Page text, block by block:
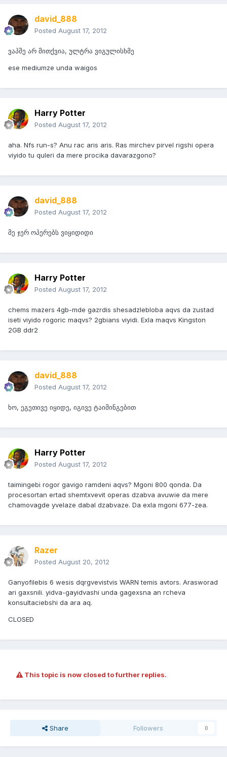
david_888
Posted August 17, 2012
ვაპშე არ მითქვია, ულტრა ვიგულისხმე
ese mediumze unda waigos
Harry Potter
Posted August 17, 2012
aha. Nfs run-s? Anu rac aris aris. Ras mirchev pirvel rigshi opera
viyido tu quleri da mere procika davarazgono?
david_888
Posted August 17, 2012
მე ჯერ ოპერებს ვიყიდიდი
Harry Potter
Posted August 17, 2012
chems mazers 4gb-mde gazrdis shesadzlebloba aqvs da zustad
iseti viyido rogoric maqvs? 2gbians viyidi. Exla maqvs Kingston
2GB ddr2
david_888
Posted August 17, 2012
ხო, ეგეთივე იყიდე, იგივე ტაიმინგებით
Harry Potter
Posted August 17, 2012
taimingebi rogor gavigo ramdeni aqvs? Mgoni 800 qonda. Da
procesortan ertad shemtxvevit operas dzabva avuwie da mere
chamovagde yvelaze dabal dzabvaze. Da exla mgoni 677-zea.
Razer
Posted August 20, 2012
Ganyofilebis 6 wesis dqrgvevistvis WARN temis avtors. Arasworad
ari gaxsnili. yidva-gayidvashi unda gagexsna an rcheva
konsultaciebshi da ara aq.
CLOSED
This topic is now closed to further replies.
Share Followers 0